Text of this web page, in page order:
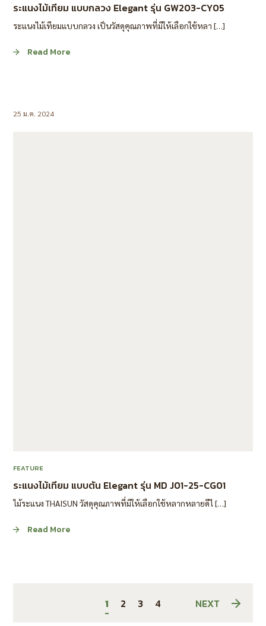
ระแนงไม้เทียม แบบกลวง Elegant รุ่น GW203-CY05
ระแนงไม้เทียมแบบกลวง เป็นวัสดุคุณภาพที่มีให้เลือกใช้หลา […]
Read More
25 ม.ค. 2024
FEATURE
ระแนงไม้เทียม แบบตัน Elegant รุ่น MD J01-25-CG01
ไม้ระแนง THAISUN วัสดุคุณภาพที่มีให้เลือกใช้หลากหลายดีไ […]
Read More
1 2 3 4 NEXT